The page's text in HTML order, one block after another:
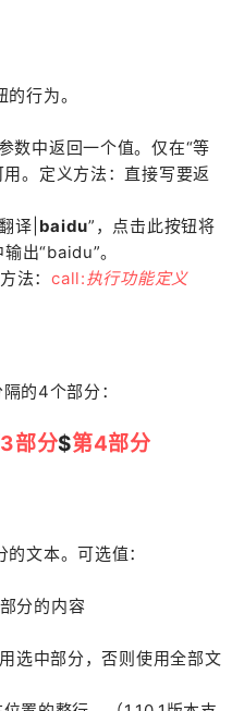
行为。
数中返回一个值。仅在“等
。 定义方法：直接写要返
译| baidu”，点击此按钮将
出“baidu”。
法：call:执行功能定义
的4个部分：
部分$第4部分
文本。可选值：
分的内容
选中部分，否则使用全部文